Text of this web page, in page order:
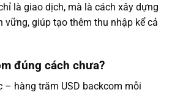
là giao dịch, mà là cách xây dựng
vững, giúp tạo thêm thu nhập kể cả
đúng cách chưa?
hàng trăm USD backcom mỗi